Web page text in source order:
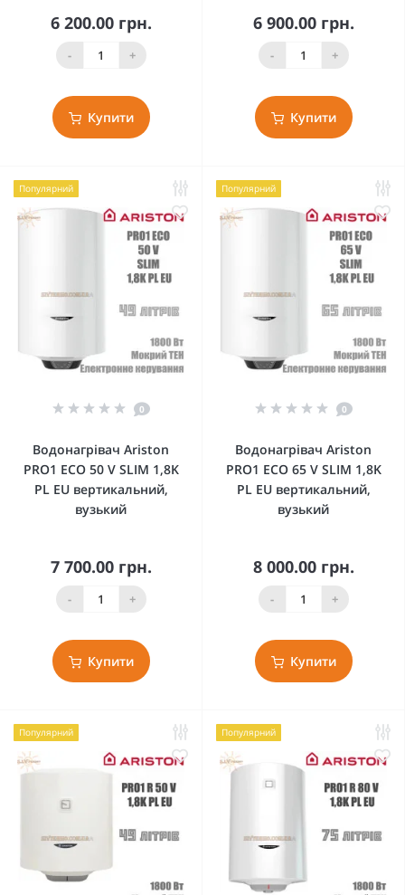
6 200.00 грн.
- +
Купити
6 900.00 грн.
- +
Купити
Популярний
0
Водонагрівач Ariston
PRO1 ECO 50 V SLIM 1,8K
PL EU вертикальний,
вузький
7 700.00 грн.
- +
Купити
Популярний
0
Водонагрівач Ariston
PRO1 ECO 65 V SLIM 1,8K
PL EU вертикальний,
вузький
8 000.00 грн.
- +
Купити
Популярний Популярний